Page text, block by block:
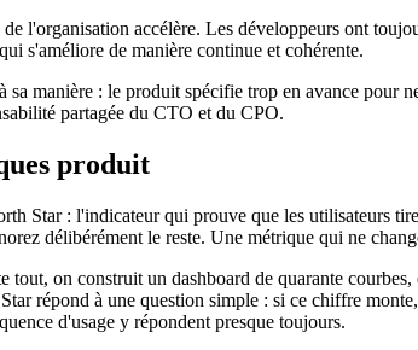
l'organisation accélère. Les développeurs ont
s'améliore de manière continue et cohérente.
manière : le produit spécifie trop en avance pour
partagée du CTO et du CPO.
produit
Star : l'indicateur qui prouve que les utilisateurs
délibérément le reste. Une métrique qui ne
on construit un dashboard de quarante
répond à une question simple : si ce chiffre
d'usage y répondent presque toujours.